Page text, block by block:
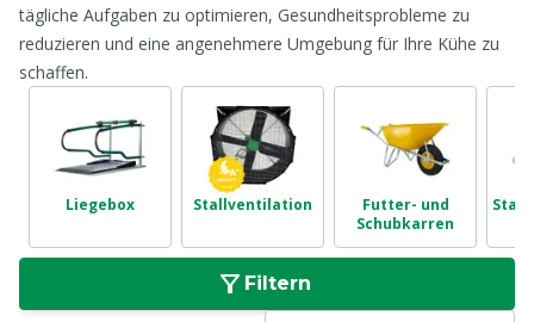
tägliche Aufgaben zu optimieren, Gesundheitsprobleme zu
reduzieren und eine angenehmere Umgebung für Ihre Kühe zu
schaffen.
Liegebox Stallventilation
Futter- und
Schubkarren
Filtern